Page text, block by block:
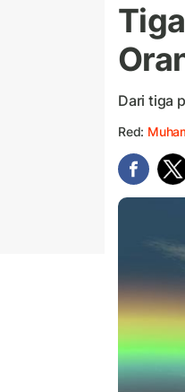
Dari tiga
Red: